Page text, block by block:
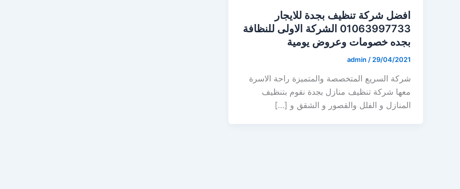
افضل شركة تنظيف بجدة للايجار
01063997733 الشركة الاولى للنظافة
بجده خصومات وعروض يومية
admin / 29/04/2021
شركة السريع المتخصصة والمتميزة راحة الاسرة
معها شركة تنظيف منازل بجدة نقوم بتنظيف
المنازل و الفلل والقصور و الشقق و […]